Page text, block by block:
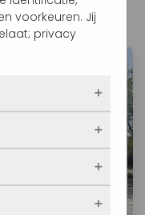
Rotterdam!
voorkeuren. Jij
privacy
de website
actief en
worden
zoals
of je
vaak onze site
vandaan
zijn. Zo
voorkeuren.